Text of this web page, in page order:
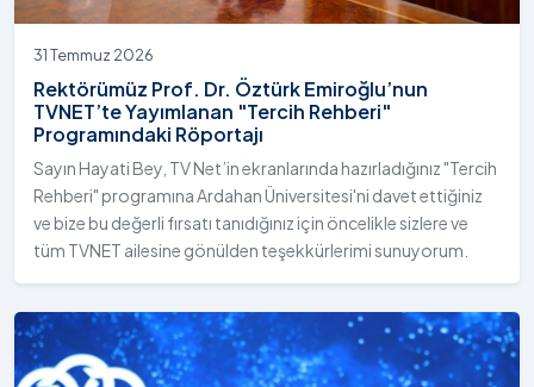
31 Temmuz 2026
Rektörümüz Prof. Dr. Öztürk Emiroğlu’nun
TVNET’te Yayımlanan "Tercih Rehberi"
Programındaki Röportajı
Sayın Hayati Bey, TV Net’in ekranlarında hazırladığınız "Tercih
Rehberi" programına Ardahan Üniversitesi'ni davet ettiğiniz
ve bize bu değerli fırsatı tanıdığınız için öncelikle sizlere ve
tüm TVNET ailesine gönülden teşekkürlerimi sunuyorum.